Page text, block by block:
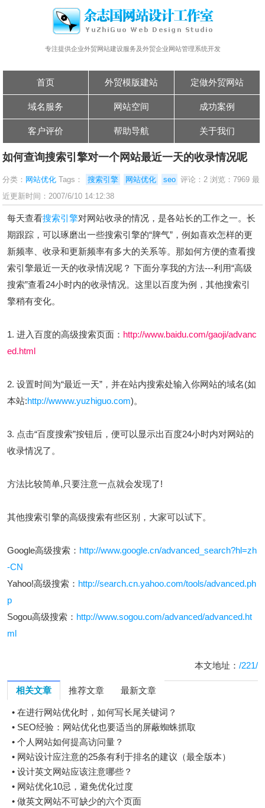
专注提供企业外贸网站建设服务及外贸企业网站管理系统开发
首页 外贸模版建站 定做外贸网站
域名服务 网站空间 成功案例
客户评价 帮助导航 关于我们
如何查询搜索引擎对一个网站最近一天的收录情况呢
分类： 网站优化 Tags： 搜索引擎 网站优化 seo 评论：2 浏览：7969 最
近更新时间：2007/6/10 14:12:38
每天查看搜索引擎对网站收录的情况，是各站长的工作之一。长
期跟踪，可以琢磨出一些搜索引擎的“脾气”，例如喜欢怎样的更
新频率、收录和更新频率有多大的关系等。那如何方便的查看搜
索引擎最近一天的收录情况呢？ 下面分享我的方法---利用“高级
搜索”查看24小时内的收录情况。这里以百度为例，其他搜索引
擎稍有变化。
1. 进入百度的高级搜索页面： http://www.baidu.com/gaoji/advanc
ed.html
2. 设置时间为“最近一天”，并在站内搜索处输入你网站的域名(如
本站:http://wwww.yuzhiguo.com)。
3. 点击“百度搜索”按钮后，便可以显示出百度24小时内对网站的
收录情况了。
方法比较简单,只要注意一点就会发现了!
其他搜索引擎的高级搜索有些区别，大家可以试下。
Google高级搜索： http://www.google.cn/advanced_search?hl=zh
-CN
Yahoo!高级搜索： http://search.cn.yahoo.com/tools/advanced.ph
p
Sogou高级搜索： http://www.sogou.com/advanced/advanced.ht
ml
本文地址： /221/
相关文章 推荐文章 最新文章
•在进行网站优化时，如何写长尾关键词？
• SEO经验：网站优化也要适当的屏蔽蜘蛛抓取
•个人网站如何提高访问量？
• 网站设计应注意的25条有利于排名的建议（最全版本）
•设计英文网站应该注意哪些？
• 网站优化10忌，避免优化过度
•做英文网站不可缺少的六个页面